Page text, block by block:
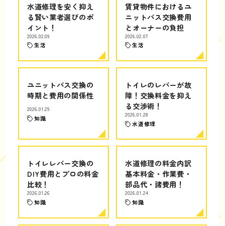
水道修理を安く抑え
る賢い業者選びのポ
イント！
2026.02.09
生活
賃貸物件におけるユ
ニットバス交換費用
とオーナーの負担
2026.02.07
生活
ユニットバス交換の
時期と費用の関係性
2026.01.29
知識
トイレのレバーが故
障！交換料金を抑え
る交渉術！
2026.01.28
水道修理
トイレレバー交換の
DIY費用とプロの料金
比較！
2026.01.26
知識
水道修理の料金内訳
基本料金・作業費・
部品代・諸費用！
2026.01.24
知識